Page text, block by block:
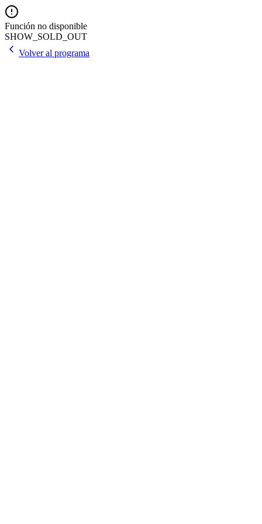
Función no disponible
SHOW_SOLD_OUT
Volver al programa